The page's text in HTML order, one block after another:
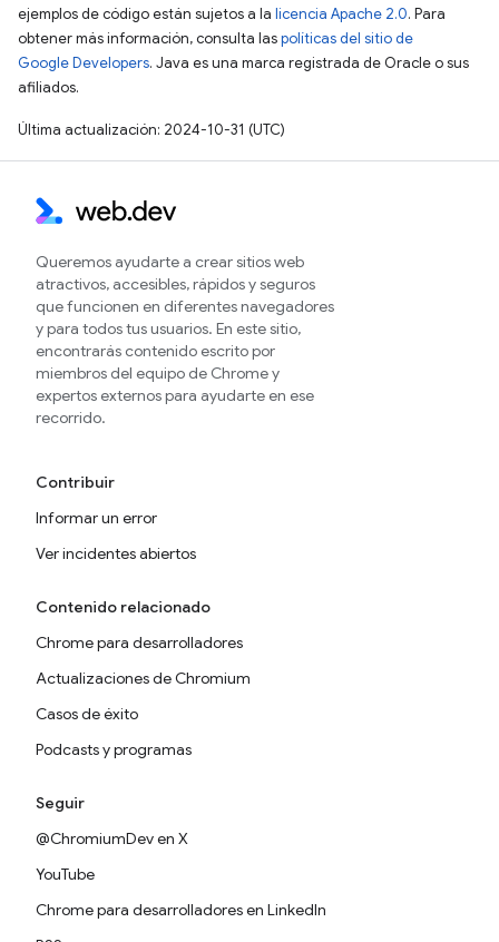
ejemplos de código están sujetos a la licencia Apache 2.0. Para
obtener más información, consulta laspolíticas del sitio de
Google Developers. Java es una marca registrada de Oracle o sus
afiliados.
Última actualización: 2024-10-31 (UTC)
Queremos ayudarte a crear sitios web
atractivos, accesibles, rápidos y seguros
que funcionen en diferentes navegadores
y para todos tus usuarios. En este sitio,
encontrarás contenido escrito por
miembros del equipo de Chrome y
expertos externos para ayudarte en ese
recorrido.
Contribuir
Informar un error
Ver incidentes abiertos
Contenido relacionado
Chrome para desarrolladores
Actualizaciones de Chromium
Casos de éxito
Podcasts y programas
Seguir
@ChromiumDev en X
YouTube
Chrome para desarrolladores en LinkedIn